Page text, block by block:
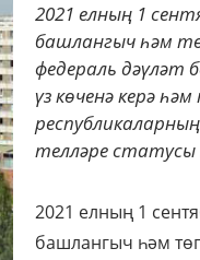
2021 елның 1
башлангыч һәм
федераль дәүләт
үз көченә керә
телләре статусы
2021 елның 1
башлангыч һәм